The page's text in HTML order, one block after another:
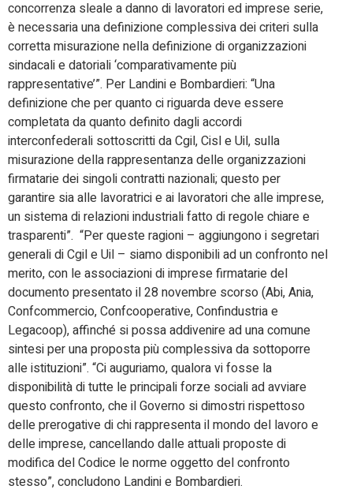
concorrenza sleale a danno di lavoratori ed imprese serie,
è necessaria una definizione complessiva dei criteri sulla
corretta misurazione nella definizione di organizzazioni
sindacali e datoriali ‘comparativamente più
rappresentative’”. Per Landini e Bombardieri: “Una
definizione che per quanto ci riguarda deve essere
completata da quanto definito dagli accordi
interconfederali sottoscritti da Cgil, Cisl e Uil, sulla
misurazione della rappresentanza delle organizzazioni
firmatarie dei singoli contratti nazionali; questo per
garantire sia alle lavoratrici e ai lavoratori che alle imprese,
un sistema di relazioni industriali fatto di regole chiare e
trasparenti”. “Per queste ragioni – aggiungono i segretari
generali di Cgil e Uil – siamo disponibili ad un confronto nel
merito, con le associazioni di imprese firmatarie del
documento presentato il 28 novembre scorso (Abi, Ania,
Confcommercio, Confcooperative, Confindustria e
Legacoop), affinché si possa addivenire ad una comune
sintesi per una proposta più complessiva da sottoporre
alle istituzioni”. “Ci auguriamo, qualora vi fosse la
disponibilità di tutte le principali forze sociali ad avviare
questo confronto, che il Governo si dimostri rispettoso
delle prerogative di chi rappresenta il mondo del lavoro e
delle imprese, cancellando dalle attuali proposte di
modifica del Codice le norme oggetto del confronto
stesso”, concludono Landini e Bombardieri.